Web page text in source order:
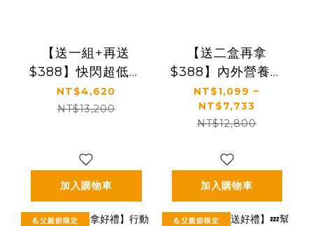
【送一組+再送
$388】快閃超低價
｜【KS】凍齡奇肌
凍齡抗老緊緻套組
霜30ml)🎁贈精美
提袋
NT$4,620
NT$13,200
加入購物車
【送二盒再拿
$388】內外營養補
給｜最有感的膠原
蛋白胜肽｜【食技
研】德國專利膠原
包/盒，多規格)
NT$1,099 ~
NT$7,733
NT$12,800
加入購物車
💪父親節限定 💪父親節限定